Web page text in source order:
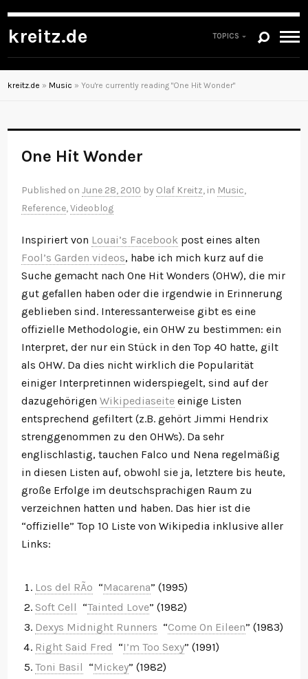
kreitz.de TOPICS
kreitz.de » Music » You're currently reading "One Hit Wonder"
One Hit Wonder
Published onJune 28, 2010 by Olaf Kreitz, in Music,
Reference,Videoblog
Inspiriert von Louai’s Facebook post eines alten
Fool’s Garden videos, habe ich mich kurz auf die
Suche gemacht nach One Hit Wonders (OHW), die mir
gut gefallen haben oder die irgendwie in Erinnerung
geblieben sind. Interessanterweise gibt es eine
offizielle Methodologie, ein OHW zu bestimmen: ein
Interpret, der nur ein Stück in den Top 40 hatte, gilt
als OHW. Da dies nicht wirklich die Popularität
einiger Interpretinnen widerspiegelt, sind auf der
dazugehörigenWikipediaseite einige Listen
entsprechend gefiltert (z.B. gehört Jimmi Hendrix
strenggenommen zu den OHWs). Da sehr
englischlastig, tauchen Falco und Nena regelmäßig
in diesen Listen auf, obwohl sie ja, letztere bis heute,
große Erfolge im deutschsprachigen Raum zu
verzeichnen hatten und haben. Das hier ist die
“offizielle” Top 10 Liste von Wikipedia inklusive aller
Links:
Los del RÃ­o “Macarena” (1995)
Soft Cell “Tainted Love” (1982)
Dexys Midnight Runners “Come On Eileen” (1983)
Right Said Fred “I’m Too Sexy” (1991)
Toni Basil “Mickey” (1982)